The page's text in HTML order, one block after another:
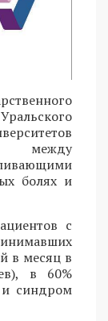
между
болях и
с
в месяц в
в 60%
и синдром